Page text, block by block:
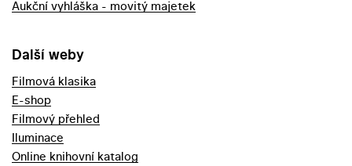
Aukční vyhláška - movitý majetek
Další weby
Filmová klasika
E-shop
Filmový přehled
Iluminace
Online knihovní katalog